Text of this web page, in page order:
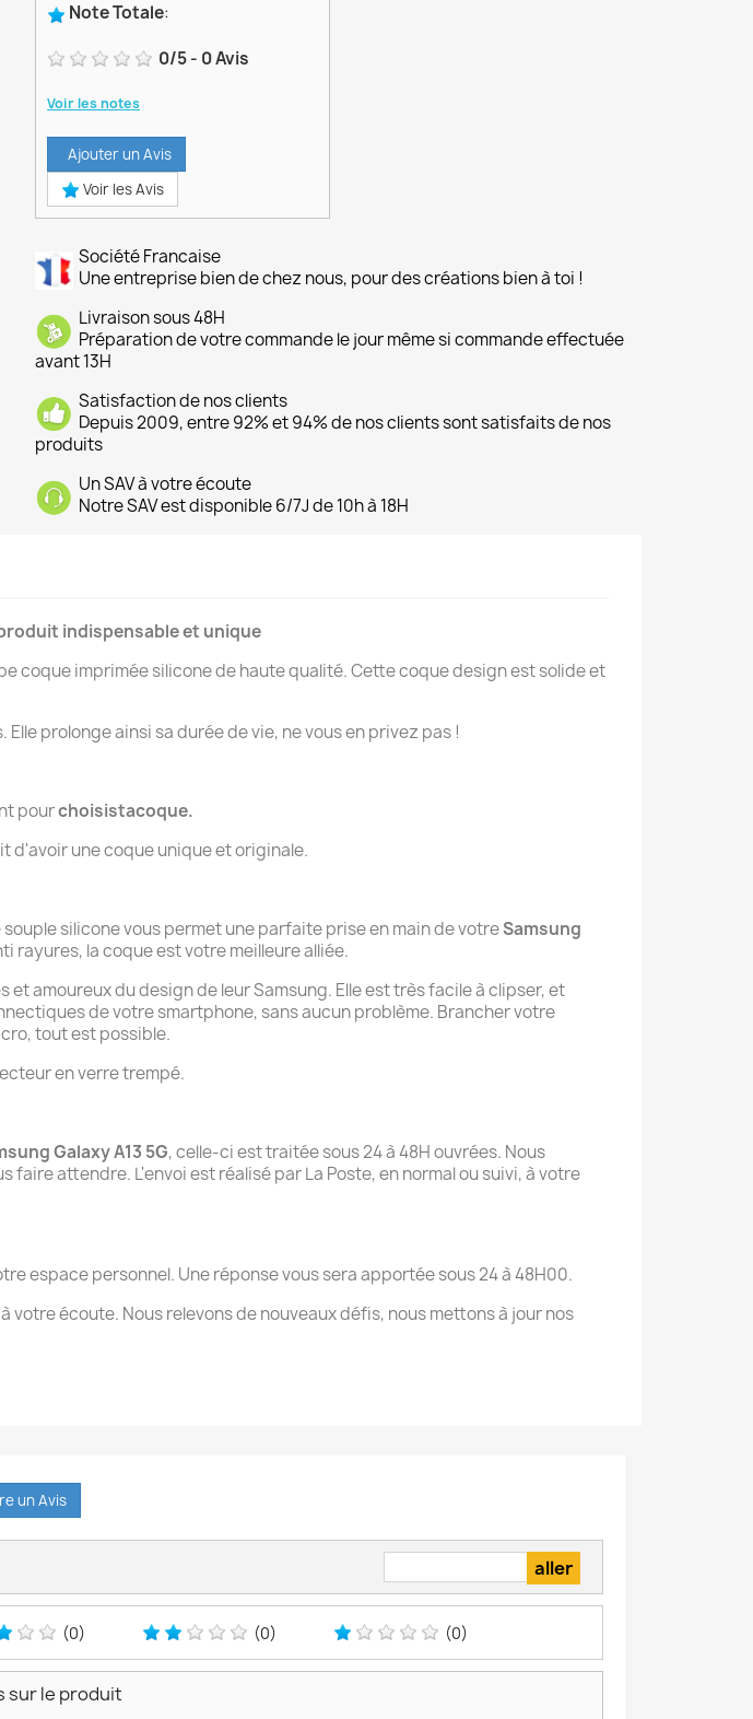
Note Totale:
0/5- 0Avis
Voir les notes
Ajouter un Avis
Voir les Avis
Société Francaise
Une entreprise bien de chez nous, pour des créations bien à toi !
Livraison sous 48H
Préparation de votre commande le jour même si commande effectuée
avant 13H
Satisfaction de nos clients
Depuis 2009, entre 92% et 94% de nos clients sont satisfaits de nos
produits
Un SAV à votre écoute
Notre SAV est disponible 6/7J de 10h à 18H
indispensable et unique
coque imprimée silicone de haute qualité. Cette coque design est solide et
prolonge ainsi sa durée de vie, ne vous en privez pas !
pourchoisistacoque.
d'avoir une coque unique et originale.
silicone vous permet une parfaite prise en main de votreSamsung
rayures, la coque est votre meilleure alliée.
amoureux du design de leur Samsung. Elle est très facile à clipser, et
de votre smartphone, sans aucun problème. Brancher votre
tout est possible.
en verre trempé.
Galaxy A13 5G, celle-ci est traitée sous 24 à 48H ouvrées. Nous
attendre. L'envoi est réalisé par La Poste, en normal ou suivi, à votre
espace personnel. Une réponse vous sera apportée sous 24 à 48H00.
écoute. Nous relevons de nouveaux défis, nous mettons à jour nos
un Avis
(0) (0) (0)
sur le produit